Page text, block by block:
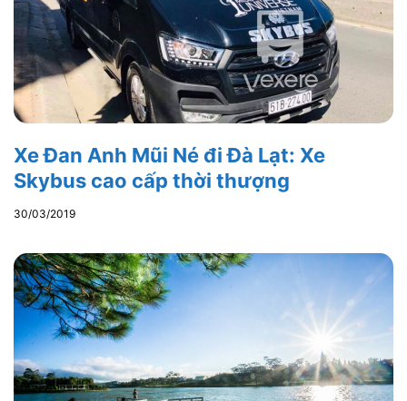
Xe Đan Anh Mũi Né đi Đà Lạt: Xe
Skybus cao cấp thời thượng
30/03/2019